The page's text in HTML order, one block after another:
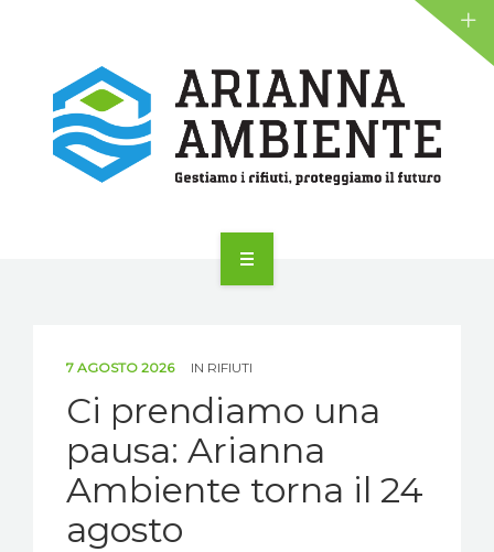
ALIANTE
ALIANTE
7 AGOSTO 2026 IN RIFIUTI
Ci prendiamo una
pausa: Arianna
Ambiente torna il 24
agosto